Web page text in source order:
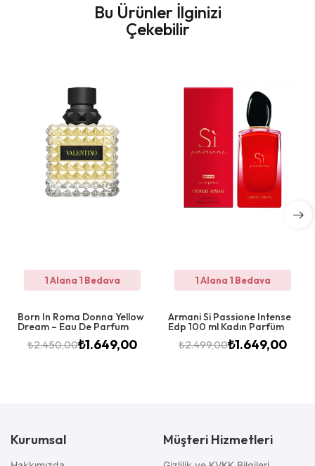
Bu Ürünler İlginizi
Çekebilir
1 Alana 1 Bedava
Born In Roma Donna Yellow
Dream – Eau De Parfum
₺2.450,00₺1.649,00
1 Alana 1 Bedava
Armani Si Passione Intense
Edp 100 ml Kadın Parfüm
₺2.499,00₺1.649,00
Kurumsal Müşteri Hizmetleri